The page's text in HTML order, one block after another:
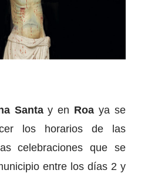
Santay en Roa ya se
los horarios de las
celebraciones que se
entre los días 2 y